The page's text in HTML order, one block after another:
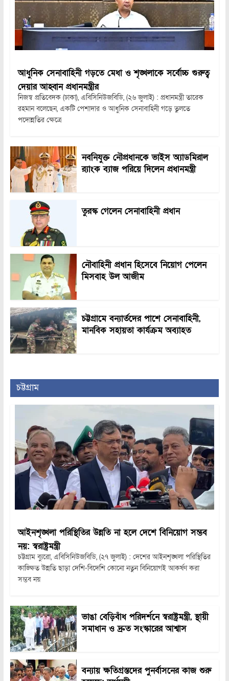
আধুনিক সেনাবাহিনী গড়তে মেধা ও শৃঙ্খলাকে সর্বোচ্চ গুরুত্ব
দেয়ার আহ্বান প্রধানমন্ত্রীর
নিজস্ব প্রতিবেদক (ঢাকা), এবিসিনিউজবিডি, (২৬ জুলাই) : প্রধানমন্ত্রী তারেক
রহমান বলেছেন, একটি পেশাদার ও আধুনিক সেনাবাহিনী গড়ে তুলতে
পদোন্নতির ক্ষেত্রে
নবনিযুক্ত নৌপ্রধানকে ভাইস অ্যাডমিরাল
র‍্যাংক ব্যাজ পরিয়ে দিলেন প্রধানমন্ত্রী
তুরস্ক গেলেন সেনাবাহিনী প্রধান
নৌবাহিনী প্রধান হিসেবে নিয়োগ পেলেন
মিসবাহ উল আজীম
চট্টগ্রামে বন্যার্তদের পাশে সেনাবাহিনী,
মানবিক সহায়তা কার্যক্রম অব্যাহত
চট্টগ্রাম
আইনশৃঙ্খলা পরিস্থিতির উন্নতি না হলে দেশে বিনিয়োগ সম্ভব
নয়: স্বরাষ্ট্রমন্ত্রী
চট্টগ্রাম ব্যুরো, এবিসিনিউজবিডি, (২৭ জুলাই) : দেশের আইনশৃঙ্খলা পরিস্থিতির
কাঙ্ক্ষিত উন্নতি ছাড়া দেশি-বিদেশি কোনো নতুন বিনিয়োগই আকর্ষণ করা
সম্ভব নয়
ভাঙা বেড়িবাঁধ পরিদর্শনে স্বরাষ্ট্রমন্ত্রী, স্থায়ী
সমাধান ও দ্রুত সংস্কারের আশ্বাস
বন্যায় ক্ষতিগ্রস্তদের পুনর্বাসনের কাজ শুরু